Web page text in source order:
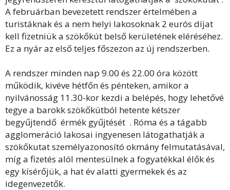
A februárban bevezetett rendszer értelmében a
turistáknak és a nem helyi lakosoknak 2 eurós díjat
kell fizetniük a szökőkút belső kerületének eléréséhez.
Ez a nyár az első teljes főszezon az új rendszerben.
A rendszer minden nap 9.00 és 22.00 óra között
működik, kivéve hétfőn és pénteken, amikor a
nyilvánosság 11.30-kor kezdi a belépés, hogy lehetővé
tegye a barokk szökőkútból hetente kétszer
begyűjtendő érmék gyűjtését . Róma és a tágabb
agglomeráció lakosai ingyenesen látogathatják a
szökőkutat személyazonosító okmány felmutatásával,
míg a fizetés alól mentesülnek a fogyatékkal élők és
egy kísérőjük, a hat év alatti gyermekek és az
idegenvezetők.